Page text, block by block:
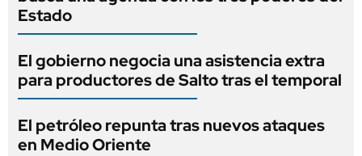
Estado
El gobierno negocia una asistencia extra
para productores de Salto tras el temporal
El petróleo repunta tras nuevos ataques
en Medio Oriente